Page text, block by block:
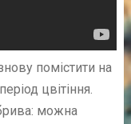
помістити на
цвітіння.
можна